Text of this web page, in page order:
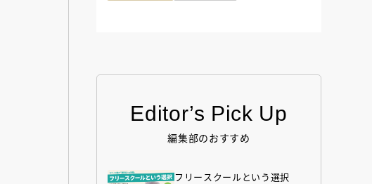
Editor’s Pick Up
編集部のおすすめ
フリースクールという選択